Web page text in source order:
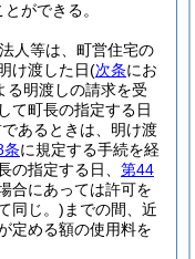
ができる。
人等は、町営住宅の
け渡した日(次条にお
る明渡しの請求を受
て町長の指定する日
あるときは、明け渡
条に規定する手続を経
の指定する日、 第44
合にあっては許可を
同じ。) までの間、近
定める額の使用料を